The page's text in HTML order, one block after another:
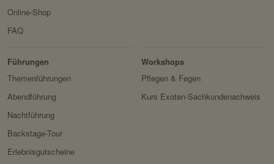
Online-Shop
FAQ
Zoo
Führungen
Themenführungen
Abendführung
Nachtführung
Backstage-Tour
Erlebnisgutscheine
Workshops
Pflegen & Fegen
Kurs Exoten-Sachkundenachweis
&
Forschung